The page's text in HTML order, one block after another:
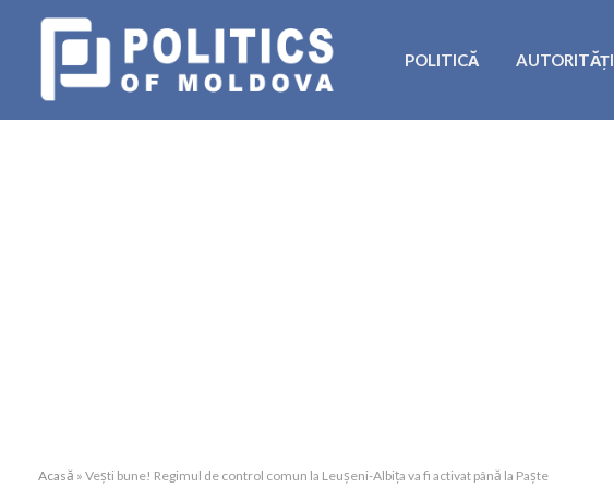
POLITICĂ AUTORITĂȚI
Acasă » Vești bune! Regimul de control comun la Leușeni-Albița va fi activat până la Paște